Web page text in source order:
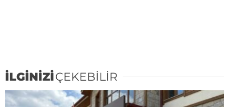
İLGİNİZİÇEKEBİLİR